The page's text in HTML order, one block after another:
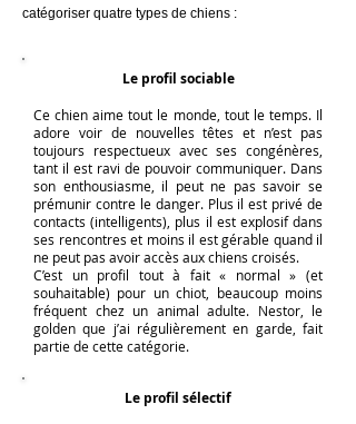
catégoriser quatre types de chiens :
Le profil sociable
Ce chien aime tout le monde, tout le temps. Il
adore voir de nouvelles têtes et n’est pas
toujours respectueux avec ses congénères,
tant il est ravi de pouvoir communiquer. Dans
son enthousiasme, il peut ne pas savoir se
prémunir contre le danger. Plus il est privé de
contacts (intelligents), plus il est explosif dans
ses rencontres et moins il est gérable quand il
ne peut pas avoir accès aux chiens croisés.
C’est un profil tout à fait « normal » (et
souhaitable) pour un chiot, beaucoup moins
fréquent chez un animal adulte. Nestor, le
golden que j’ai régulièrement en garde, fait
partie de cette catégorie.
Le profil sélectif